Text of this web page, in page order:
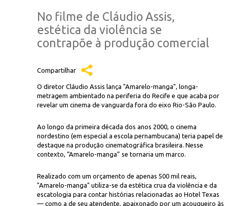
No filme de Cláudio Assis,
estética da violência se
contrapõe à produção comercial
Compartilhar
O diretor Cláudio Assis lança "Amarelo-manga", longa-
metragem ambientado na periferia do Recife e que acaba por
revelar um cinema de vanguarda fora do eixo Rio-São Paulo.
Ao longo da primeira década dos anos 2000, o cinema
nordestino (em especial a escola pernambucana) teria papel de
destaque na produção cinematográfica brasileira. Nesse
contexto, “Amarelo-manga” se tornaria um marco.
Realizado com um orçamento de apenas 500 mil reais,
"Amarelo-manga" utiliza-se da estética crua da violência e da
escatologia para contar histórias relacionadas ao Hotel Texas
— como a de seu atendente, apaixonado por um açougueiro às
periferia do Recife, filme de Cláudio Assis revela o novo cinema de